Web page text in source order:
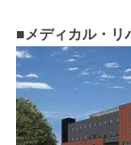
■メディカル・リ